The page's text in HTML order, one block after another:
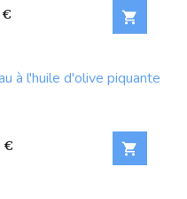
€ 
à l'huile d'olive piquante
€ 